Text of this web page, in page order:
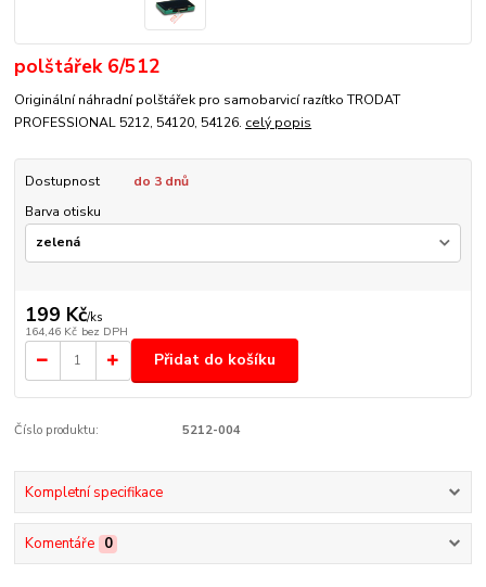
polštářek 6/512
Originální náhradní polštářek pro samobarvicí razítko TRODAT
PROFESSIONAL 5212, 54120, 54126. celý popis
Dostupnost
do 3 dnů
Barva otisku
199 Kč/ks
164,46 Kč bez DPH
Přidat do košíku
Číslo produktu: 5212-004
Kompletní specifikace
Komentáře 0